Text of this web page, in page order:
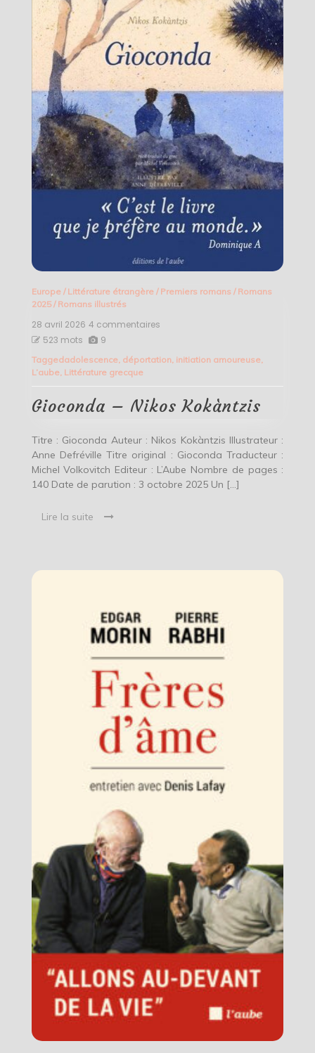
Europe/ Littérature étrangère/ Premiers romans / Romans
2025/ Romans illustrés
28 avril 2026 4 commentaires
Nikos
523 mots 9
Taggedadolescence, déportation, initiation amoureuse,
L’aube, Littérature grecque
Gioconda – Nikos Kokàntzis
Titre : Gioconda Auteur : Nikos Kokàntzis Illustrateur :
Anne Defréville Titre original : Gioconda Traducteur :
Michel Volkovitch Editeur : L’Aube Nombre de pages :
140 Date de parution : 3 octobre 2025 Un […]
Lire la suite